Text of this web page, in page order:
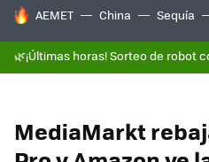
HOY SE HABLA DE
AEMET China Sequía
🌿¡Últimas horas! Sorteo de robot
MediaMarkt